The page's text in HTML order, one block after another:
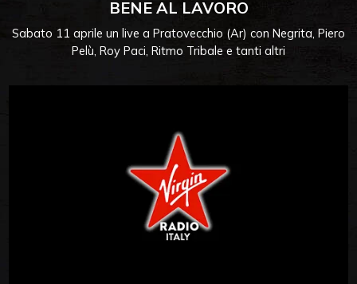
BENE AL LAVORO
Sabato 11 aprile un live a Pratovecchio (Ar) con Negrita, Piero
Pelù, Roy Paci, Ritmo Tribale e tanti altri